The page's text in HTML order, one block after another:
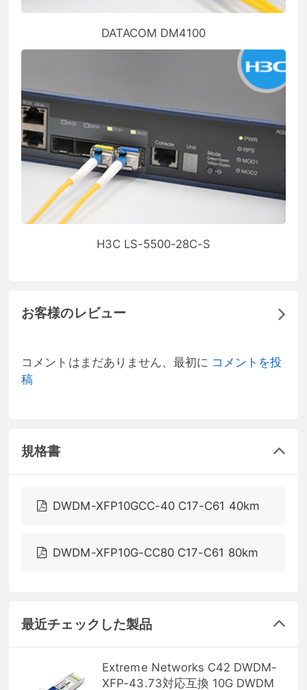
DATACOM DM4100
H3C LS-5500-28C-S
お客様のレビュー
コメントはまだありません、最初に コメントを投
稿
規格書
DWDM-XFP10GCC-40 C17-C61 40km
DWDM-XFP10G-CC80 C17-C61 80km
最近チェックした製品
Extreme Networks C42 DWDM-
XFP-43.73対応互換 10G DWDM